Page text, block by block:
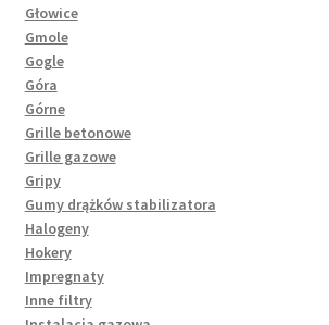
Głowice
Gmole
Gogle
Góra
Górne
Grille betonowe
Grille gazowe
Gripy
Gumy drążków stabilizatora
Halogeny
Hokery
Impregnaty
Inne filtry